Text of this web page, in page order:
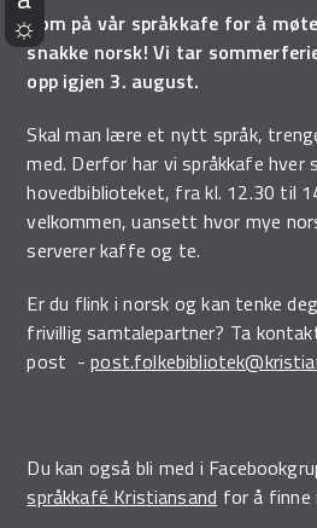
Kom på vår språkkafe for å
snakke norsk! Vi tar
opp igjen 3. august.
Skal man lære et nytt språk,
med. Derfor har vi språkkafe hver
hovedbiblioteket, fra kl. 12.30 til
velkommen, uansett hvor mye
serverer kaffe og te.
Er du flink i norsk og kan tenke
frivillig samtalepartner? Ta
post -
Du kan også bli med i
språkkafé Kristiansand for å finne